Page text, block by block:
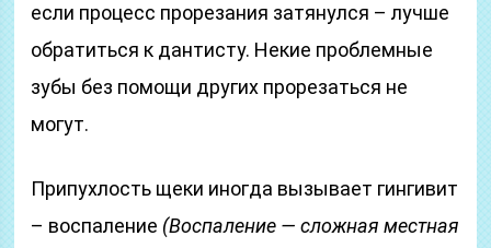
если процесс прорезания затянулся – лучше
обратиться к дантисту. Некие проблемные
зубы без помощи других прорезаться не
могут.
Припухлость щеки иногда вызывает гингивит
– воспаление (Воспаление — сложная местная